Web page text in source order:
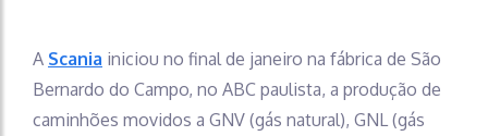
A Scania iniciou no final de janeiro na fábrica de São
Bernardo do Campo, no ABC paulista, a produção de
caminhões movidos a GNV (gás natural), GNL (gás